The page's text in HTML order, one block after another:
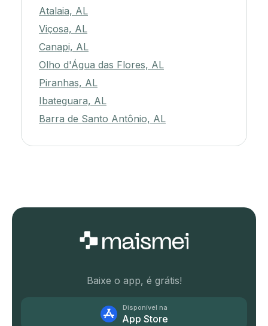
Atalaia, AL
Viçosa, AL
Canapi, AL
Olho d'Água das Flores, AL
Piranhas, AL
Ibateguara, AL
Barra de Santo Antônio, AL
Baixe o app, é grátis!
Disponível na
App Store